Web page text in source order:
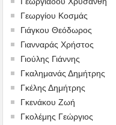
Γεωργίου Κοσμάς
Γιάγκου Θεόδωρος
Γιανναράς Χρήστος
Γιούλης Γιάννης
Γκαλημανάς Δημήτρης
Γκέλης Δημήτρης
Γκενάκου Ζωή
Γκολέμης Γεώργιος